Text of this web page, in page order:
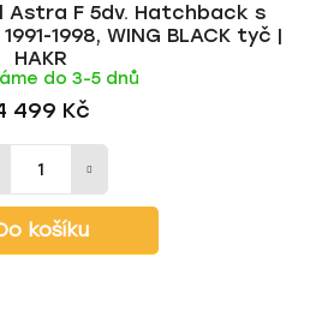
Astra F 5dv. Hatchback s
1998, WING BLACK tyč |
HAKR
do 3-5 dnů
499 Kč
košíku